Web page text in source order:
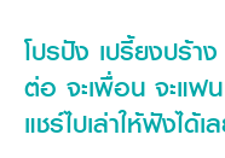
Community and Social
Education and Youth
Environment, Safety
KUBOTA and Farmer
KUBOTA (Agri)
KUBOTA FARM
KUBOTA FAMILY
โปรปัง เปรี้ยงปร้า
ต่อ จะเพื่อน จะแฟ
แชร์ไปเล่าให้ฟังได้เ